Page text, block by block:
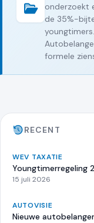
onderzoekt
de 35%-
formele
RECENT
WEV TAXATIE
Youngtimerregeling
15 juli 2026
AUTOVISIE
Nieuwe